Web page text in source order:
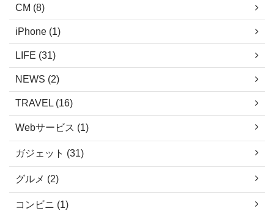
から
CM (8)
iPhone (1)
LIFE (31)
NEWS (2)
TRAVEL (16)
Webサービス (1)
ガジェット (31)
グルメ (2)
コンビニ (1)